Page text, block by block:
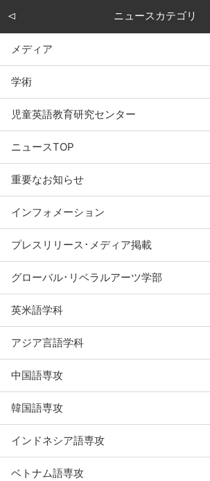
ニュースカテゴリ
メディア
学術
児童英語教育研究センター
ニュースTOP
重要なお知らせ
インフォメーション
プレスリリース･メディア掲載
グローバル･リベラルアーツ学部
英米語学科
アジア言語学科
中国語専攻
韓国語専攻
インドネシア語専攻
ベトナム語専攻